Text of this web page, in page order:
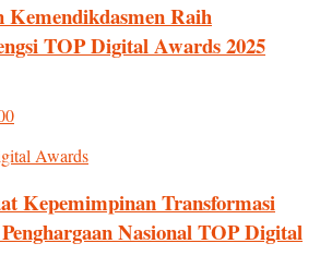
Kemendikdasmen Raih
TOP Digital Awards 2025
Kepemimpinan Transformasi
Nasional TOP Digital